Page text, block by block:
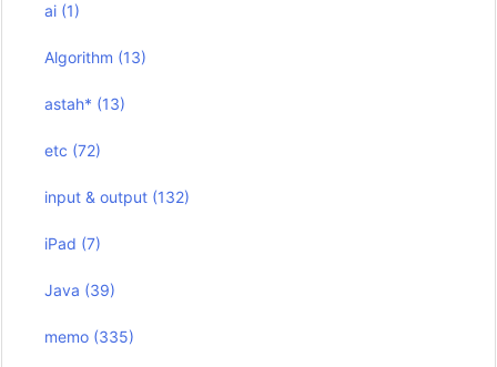
ai (1)
Algorithm (13)
astah* (13)
etc (72)
input & output (132)
iPad (7)
Java (39)
memo (335)